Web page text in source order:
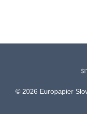
© 2026 Europapier